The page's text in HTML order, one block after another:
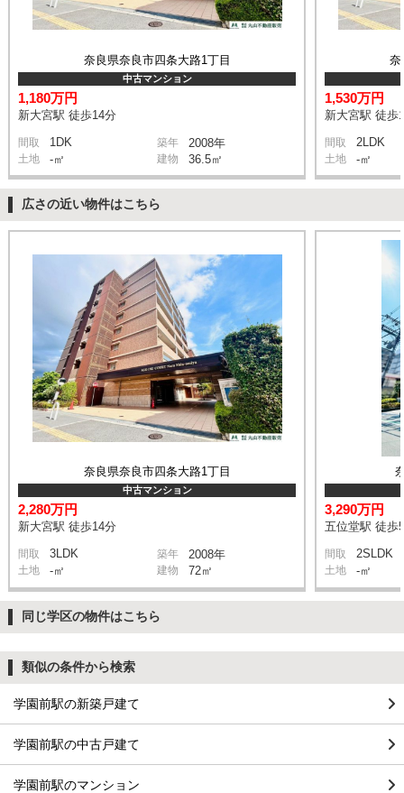
奈良県奈良市四条大路1丁目
中古マンション
1,180万円
新大宮駅 徒歩14分
間取 1DK 築年 2008年
土地 -㎡ 建物 36.5㎡
奈
1,530万円
新大宮駅 徒歩
間取 2LDK
土地 -㎡
広さの近い物件はこちら
奈良県奈良市四条大路1丁目
中古マンション
2,280万円
新大宮駅 徒歩14分
間取 3LDK 築年 2008年
土地 -㎡ 建物 72㎡
3,290万円
五位堂駅 徒歩
間取 2SLDK
土地 -㎡
同じ学区の物件はこちら
類似の条件から検索
学園前駅の新築戸建て
学園前駅の中古戸建て
学園前駅のマンション